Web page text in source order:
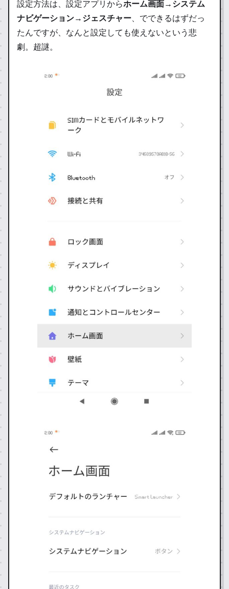
設定方法は、設定アプリからホーム画面→システム
ナビゲーション→ジェスチャー 、でできるはずだっ
たんですが、なんと設定しても使えないという悲
劇。超謎。